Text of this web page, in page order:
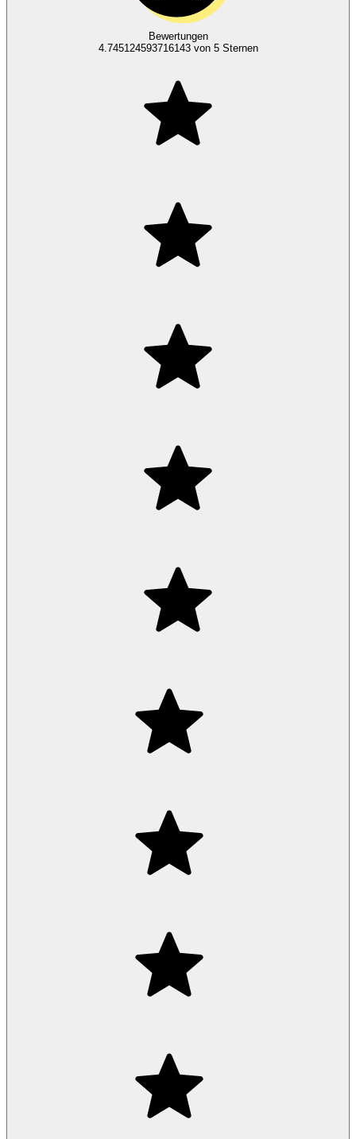
Bewertungen
4.745124593716143von 5 Sternen